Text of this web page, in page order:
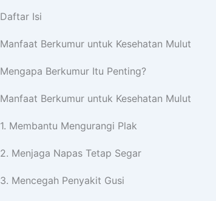
Daftar Isi
Manfaat Berkumur untuk Kesehatan Mulut
Mengapa Berkumur Itu Penting?
Manfaat Berkumur untuk Kesehatan Mulut
1. Membantu Mengurangi Plak
2. Menjaga Napas Tetap Segar
3. Mencegah Penyakit Gusi